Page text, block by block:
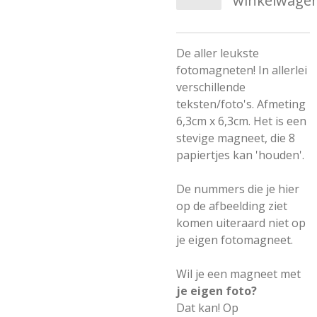
De aller leukste
fotomagneten! In allerlei
verschillende
teksten/foto's. Afmeting
6,3cm x 6,3cm. Het is een
stevige magneet, die 8
papiertjes kan 'houden'.
De nummers die je hier
op de afbeelding ziet
komen uiteraard niet op
je eigen fotomagneet.
Wil je een magneet met
je eigen foto?
Dat kan! Op